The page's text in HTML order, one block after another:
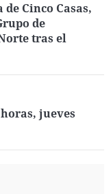
Cinco Casas,
de
tras el
jueves